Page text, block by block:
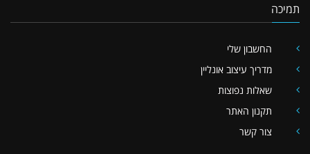
תמיכה
החשבון שלי
מדריך עיצוב אונליין
שאלות נפוצות
תקנון האתר
צור קשר